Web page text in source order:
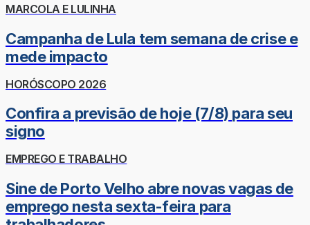
MARCOLA E LULINHA
Campanha de Lula tem semana de crise e
mede impacto
HORÓSCOPO 2026
Confira a previsão de hoje (7/8) para seu
signo
EMPREGO E TRABALHO
Sine de Porto Velho abre novas vagas de
emprego nesta sexta-feira para